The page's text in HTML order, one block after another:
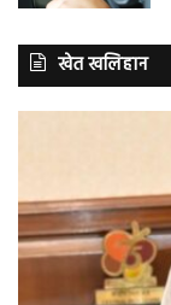
खेत खलिहान